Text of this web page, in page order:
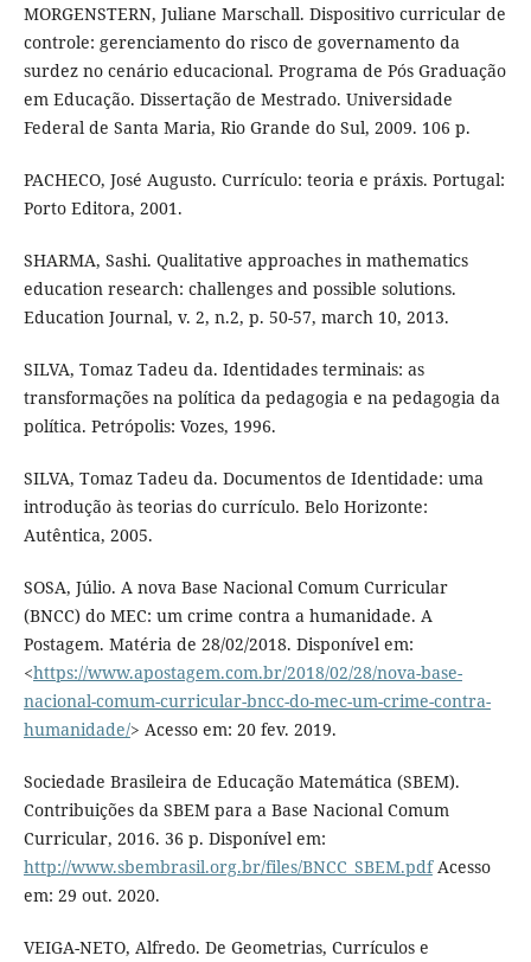
MORGENSTERN, Juliane Marschall. Dispositivo curricular de
controle: gerenciamento do risco de governamento da
surdez no cenário educacional. Programa de Pós Graduação
em Educação. Dissertação de Mestrado. Universidade
Federal de Santa Maria, Rio Grande do Sul, 2009. 106 p.
PACHECO, José Augusto. Currículo: teoria e práxis. Portugal:
Porto Editora, 2001.
SHARMA, Sashi. Qualitative approaches in mathematics
education research: challenges and possible solutions.
Education Journal, v. 2, n.2, p. 50-57, march 10, 2013.
SILVA, Tomaz Tadeu da. Identidades terminais: as
transformações na política da pedagogia e na pedagogia da
política. Petrópolis: Vozes, 1996.
SILVA, Tomaz Tadeu da. Documentos de Identidade: uma
introdução às teorias do currículo. Belo Horizonte:
Autêntica, 2005.
SOSA, Júlio. A nova Base Nacional Comum Curricular
(BNCC) do MEC: um crime contra a humanidade. A
Postagem. Matéria de 28/02/2018. Disponível em:
<https://www.apostagem.com.br/2018/02/28/nova-base-
nacional-comum-curricular-bncc-do-mec-um-crime-contra-
humanidade/> Acesso em: 20 fev. 2019.
Sociedade Brasileira de Educação Matemática (SBEM).
Contribuições da SBEM para a Base Nacional Comum
Curricular, 2016. 36 p. Disponível em:
http://www.sbembrasil.org.br/files/BNCC_SBEM.pdfAcesso
em: 29 out. 2020.
VEIGA-NETO, Alfredo. De Geometrias, Currículos e